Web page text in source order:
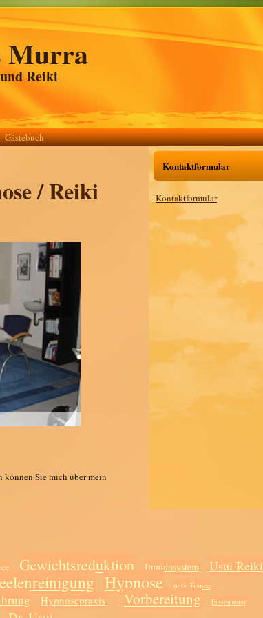
Murra
Reiki
Gästebuch
/ Reiki
können Sie mich über mein
Kontaktformular
Kontaktformular
Gewichtsreduktion Immunsystem
Usui Reiki
Hypnose tiefe Trance
Hypnosepraxis Vorbereitung Entspannung